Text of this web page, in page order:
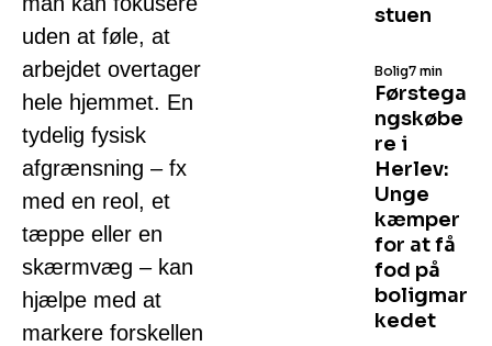
uden at føle, at
arbejdet overtager
hele hjemmet. En
tydelig fysisk
afgrænsning – fx
med en reol, et
tæppe eller en
skærmvæg – kan
hjælpe med at
markere forskellen
stuen
Førstega
ngskøbe
re i
Herlev:
Unge
kæmper
for at få
fod på
boligmar
kedet
Bolig7 min